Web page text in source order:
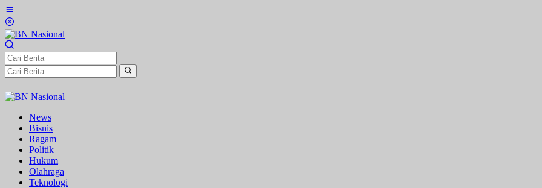
Lewati
ke
konten
News
Bisnis
Ragam
Politik
Hukum
Olahraga
Teknologi